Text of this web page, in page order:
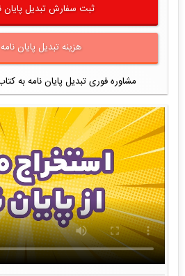
ثبت سفارش تبدیل پایان
هزینه تبدیل پایان
مشاوره فوری تبدیل پایان نامه به